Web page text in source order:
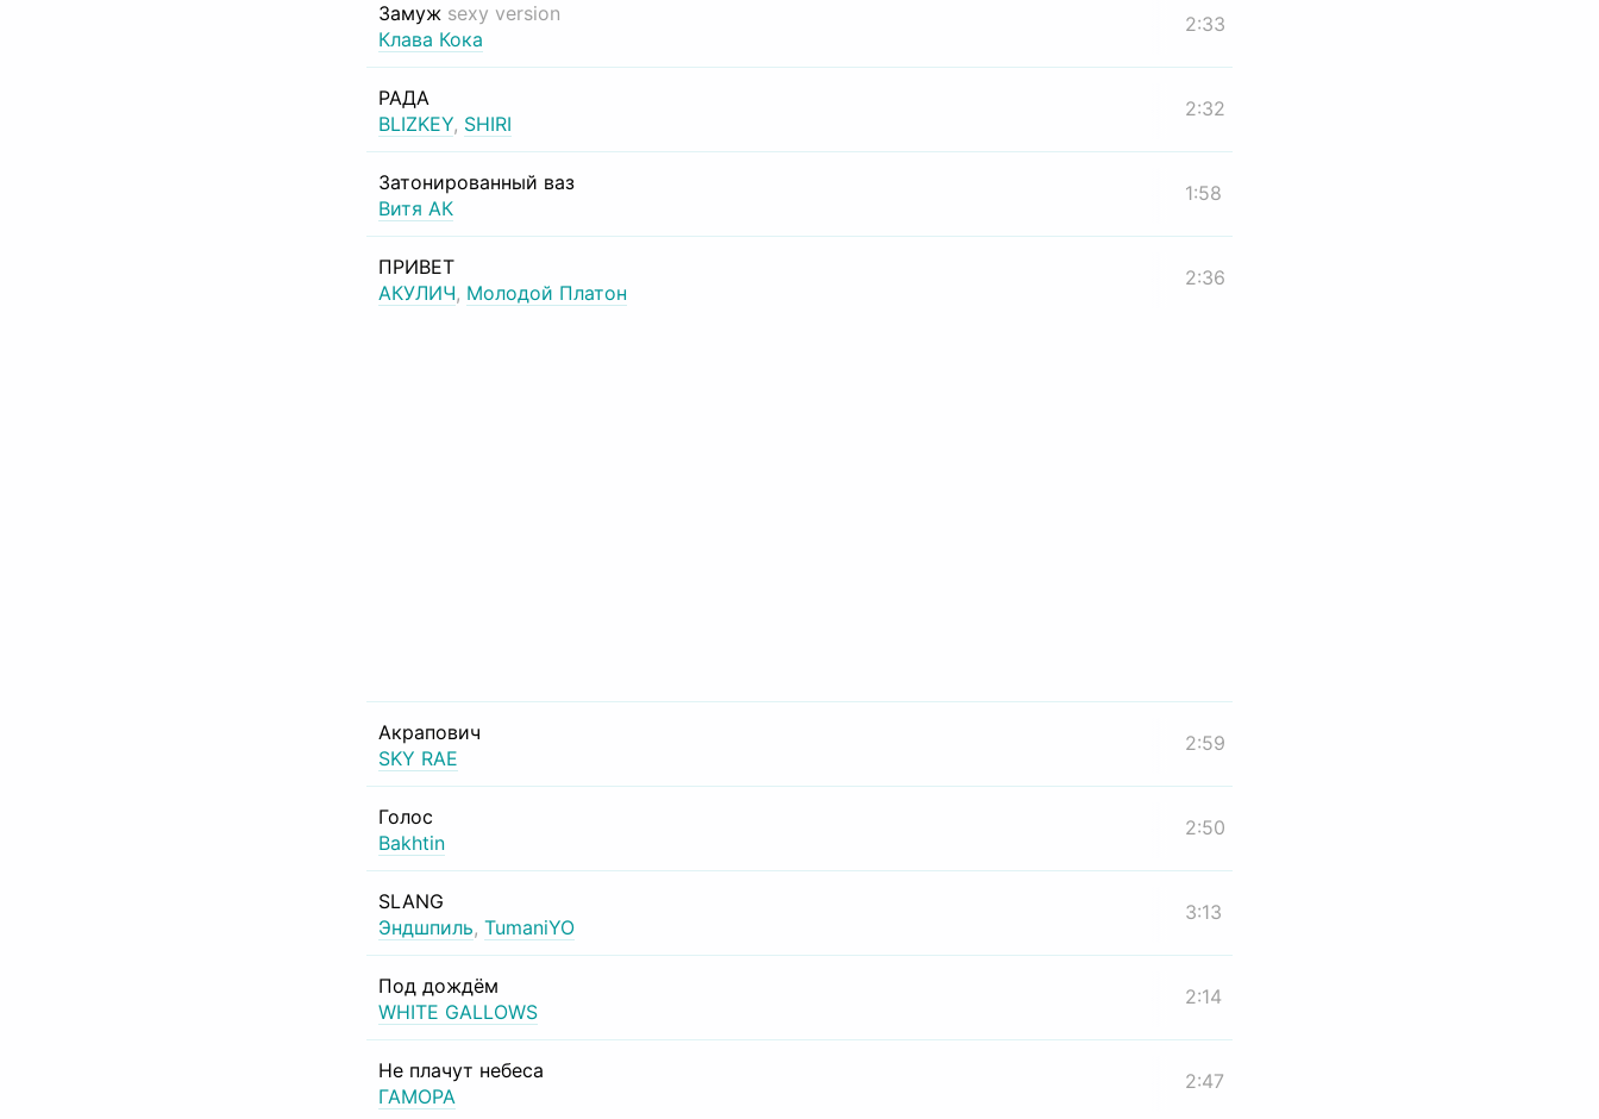
Замуж sexy version
Клава Кока
2:33
РАДА
BLIZKEY, SHIRI
2:32
Затонированный ваз
Витя АК
1:58
ПРИВЕТ
АКУЛИЧ, Молодой Платон
2:36
Акрапович
SKY RAE
2:59
Голос
Bakhtin
2:50
SLANG
Эндшпиль, TumaniYO
3:13
Под дождём
WHITE GALLOWS
2:14
Не плачут небеса
ГАМОРА
2:47